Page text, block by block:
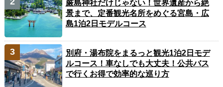
厳島神社だけじゃない！世界遺産から絶
景まで、定番観光名所をめぐる宮島・広
島1泊2日モデルコース
別府・湯布院をまるっと観光1泊2日モデ
ルコース！車なしでも大丈夫！公共バス
で行くお得で効率的な巡り方